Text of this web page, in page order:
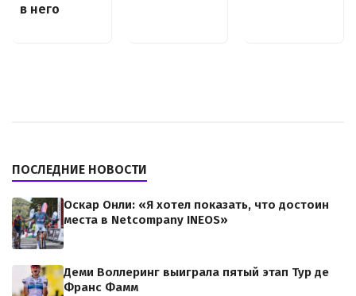
в него
ПОСЛЕДНИЕ НОВОСТИ
Оскар Онли: «Я хотел показать, что достоин
места в Netcompany INEOS»
Деми Воллеринг выиграла пятый этап Тур де
Франс Фамм